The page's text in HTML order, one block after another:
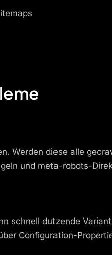
Werden diese alle
und meta-robots-
schnell dutzende
Configuration-